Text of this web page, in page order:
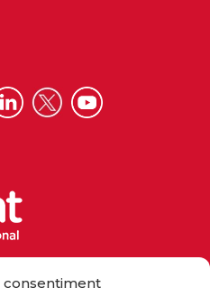
consentiment